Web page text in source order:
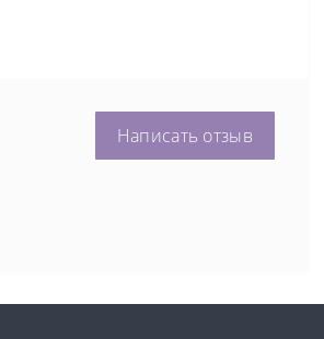
Написать отзыв